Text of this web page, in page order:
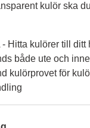
kulör ska
- Hitta kulörer till ditt
både ute och
kulörprovet för